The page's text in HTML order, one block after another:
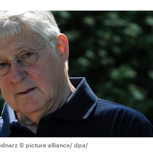
© picture alliance/ dpa/